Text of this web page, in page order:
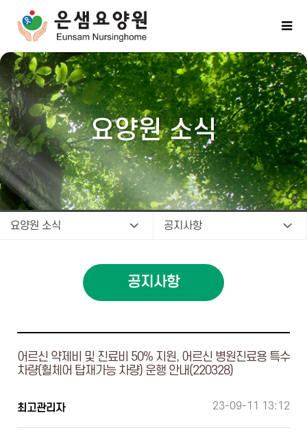
요양원 소식
요양원 소식 공지사항
공지사항
어르신 약제비 및 진료비 50% 지원, 어르신 병원진료용 특수
차량(휠체어 탑재가능 차량) 운행 안내(220328)
최고관리자 23-09-11 13:12